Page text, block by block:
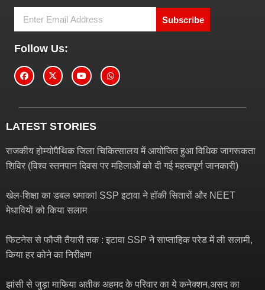
Subscribe
Follow Us:
LATEST STORIES
राजकीय होम्योपैथिक जिला चिकित्सालय में आयोजित हुआ विधिक जागरूकता
शिविर (विश्व स्तनपान दिवस पर महिलाओं को दी गई महत्वपूर्ण जानकारी)
खेल-शिक्षा का डबल धमाका! SSP इटावा ने हॉकी सितारों और NEET
मेधावियों को किया सलाम
फिटनेस से फौजी तैयारी तक : इटावा SSP ने साप्ताहिक परेड में ली सलामी,
किया हर कोने का निरीक्षण
झांसी से जुड़ा माफिया अतीक अहमद के परिवार का ये कनेक्शन,असद का